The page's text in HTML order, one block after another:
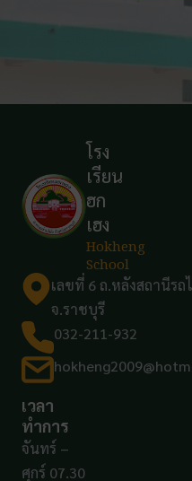
โรง
เรียน
ฮก
เฮง
Hokheng
School
เลขที่ 6 ถ.หลังสถานีร
จ.ราชบุรี
032-211-932
เวลา
ทำการ
จันทร์ –
ศุกร์ 07.30